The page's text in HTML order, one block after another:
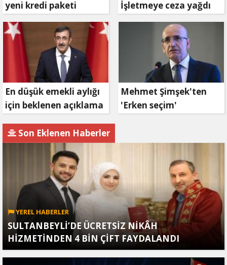
yeni kredi paketi
müjdesi: 6 ay geri
ödemesiz, 36 ay vadeli
İşletmeye ceza yağdı
En düşük emekli aylığı
için beklenen açıklama
Mehmet Şimşek'ten
'Erken seçim'
Son Eklenen Haberler
YEREL HABERLER
SULTANBEYLİ’DE ÜCRETSİZ NİKÂH
HİZMETİNDEN 4 BİN ÇİFT FAYDALANDI